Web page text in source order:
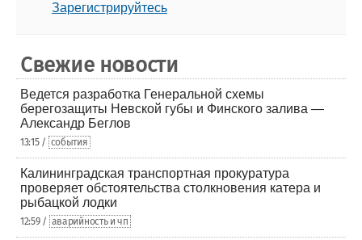
Зарегистрируйтесь
Свежие новости
Ведется разработка Генеральной схемы
берегозащиты Невской губы и Финского залива —
Александр Беглов
13:15 / события
Калининградская транспортная прокуратура
проверяет обстоятельства столкновения катера и
рыбацкой лодки
12:59 / аварийность и чп